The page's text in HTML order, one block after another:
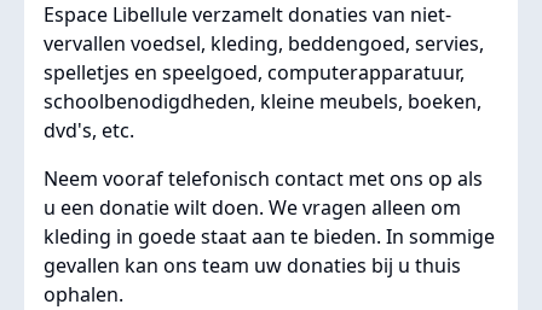
Espace Libellule verzamelt donaties van niet-
vervallen voedsel, kleding, beddengoed, servies,
spelletjes en speelgoed, computerapparatuur,
schoolbenodigdheden, kleine meubels, boeken,
dvd's, etc.
Neem vooraf telefonisch contact met ons op als
u een donatie wilt doen. We vragen alleen om
kleding in goede staat aan te bieden. In sommige
gevallen kan ons team uw donaties bij u thuis
ophalen.